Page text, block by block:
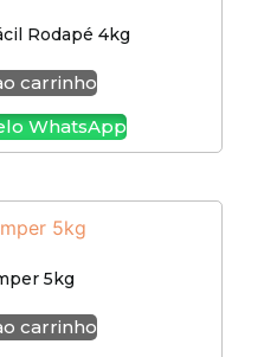
Rodapé 4kg
carrinho
WhatsApp
5kg
carrinho